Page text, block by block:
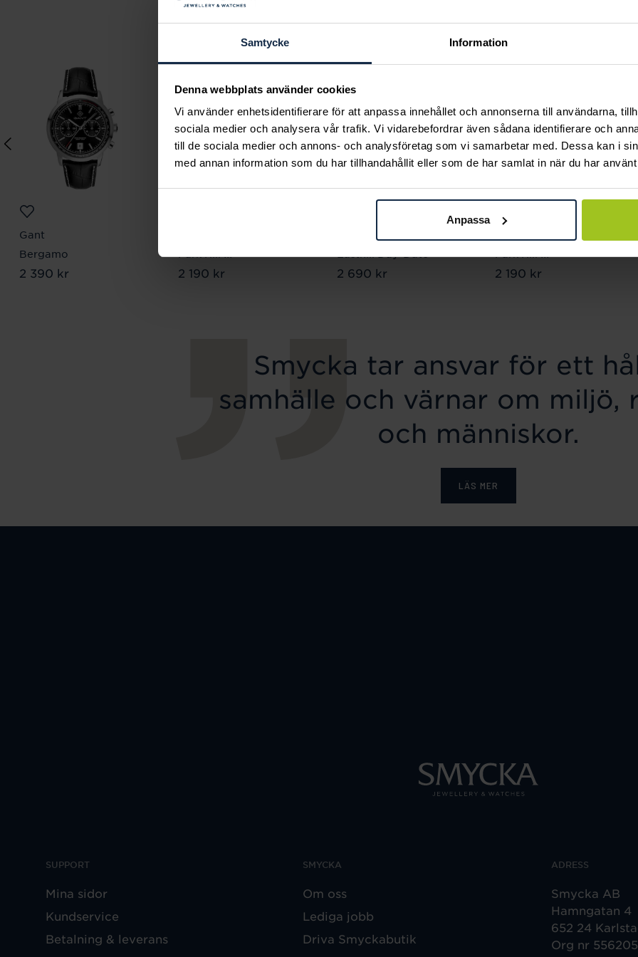
Samtycke Information
Denna webbplats använder cookies
Vi använder enhetsidentifierare för att anpassa innehållet och annonserna till användarna,
sociala medier och analysera vår trafik. Vi vidarebefordrar även sådana identifierare och
till de sociala medier och annons- och analysföretag som vi samarbetar med. Dessa kan i
med annan information som du har tillhandahållit eller som de har samlat in när du har
Anpassa
Andra köpte också
Gant
Bergamo
Pris:2 390 kr
2 390 kr Pris:2 190 kr
2 190 kr Pris:2 690 kr
2 690 kr Pris:2 190 kr
2 190 kr
Smycka tar ansvar för ett
samhälle och värnar om miljö,
och människor.
LÄS MER
SUPPORT
Mina sidor
Kundservice
Betalning & leverans
SMYCKA
Om oss
Lediga jobb
Driva Smyckabutik
ADRESS
Smycka AB
Hamngatan 4
652 24
Org nr